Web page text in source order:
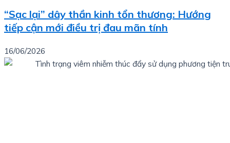
“Sạc lại” dây thần kinh tổn thương: Hướng
tiếp cận mới điều trị đau mãn tính
16/06/2026